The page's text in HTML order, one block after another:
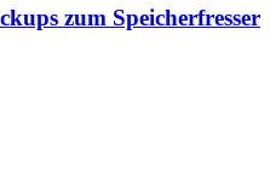
zum Speicherfresser